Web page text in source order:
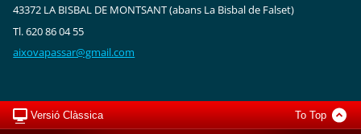
43372 LA BISBAL DE MONTSANT (abans La Bisbal de Falset)
Tl. 620 86 04 55
aixovapassar@gmail.com
Versió Clàssica To Top